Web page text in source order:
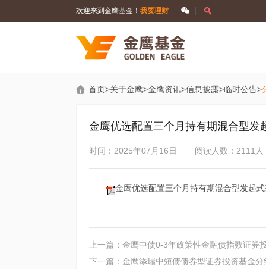
欢迎来到金鹰基金！ 我要理财
首页>关于金鹰>金鹰资讯>信息披露>临时公告>
金鹰优选配置三个月持有期混合型发
时间：2025年07月16日 阅读人数：2111人
金鹰优选配置三个月持有期混合型发起
上一篇：金鹰中债0-3年政策性金融债指数证券
下一篇：金鹰添瑞中短债债券型证券投资基金分